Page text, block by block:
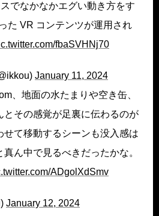
でなかなかエグい動き方をす
た VR コンテンツが運用され
fbaSVHNj70
January 11, 2024
、地面の水たまりや空き缶、
とその感覚が足裏に伝わるのが
せて移動するシーンも没入感は
ん中で見るべきだったかな。
ADgolXdSmv
January 12, 2024